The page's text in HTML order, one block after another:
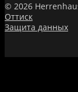
© 2026
Оттиск
Защита данных